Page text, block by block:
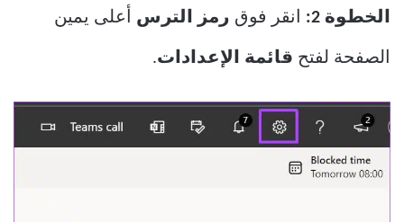
الخطوة 2: انقر فوق رمز الترس أعلى يمين
الصفحة لفتح قائمة الإعدادات.